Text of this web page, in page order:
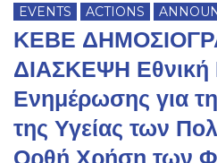
WHAT WE DO
MEMBERSHIP
Advertise with LCCI
EVENTS ACTIONS
ΚΕΒΕ
ΔΙΑΣΚΕΨΗ Εθνική
Ενημέρωσης για
της Υγείας των
Ορθή Χρήση των